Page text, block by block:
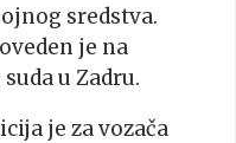
sredstva.
je na
u Zadru.
je za vozača